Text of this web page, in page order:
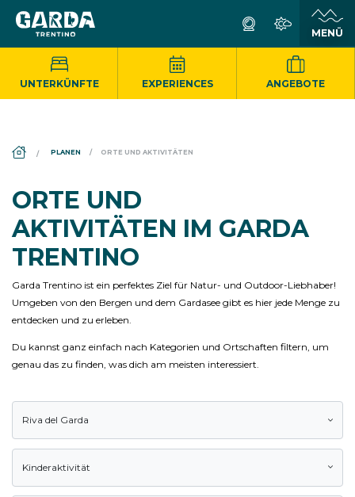
UNTERKÜNFTE EXPERIENCES ANGEBOTE
DS_BREADCRUMB.HOME
PLANEN ORTE UND AKTIVITÄTEN
ORTE UND
AKTIVITÄTEN IM GARDA
TRENTINO
Garda Trentino ist ein perfektes Ziel für Natur- und Outdoor-Liebhaber!
Umgeben von den Bergen und dem Gardasee gibt es hier jede Menge zu
entdecken und zu erleben.
Du kannst ganz einfach nach Kategorien und Ortschaften filtern, um
genau das zu finden, was dich am meisten interessiert.
Riva del Garda
Kinderaktivität